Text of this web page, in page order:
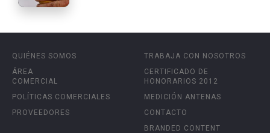
QUIÉNES SOMOS
ÁREA
COMERCIAL
POLÍTICAS COMERCIALES
PROVEEDORES
TRABAJA CON NOSOTROS
CERTIFICADO DE
HONORARIOS 2012
MEDICIÓN ANTENAS
CONTACTO
BRANDED CONTENT